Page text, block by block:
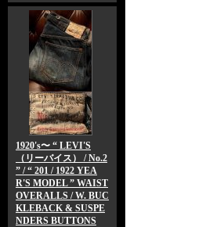
1920's〜 “ LEVI'S
（リーバイス） / No.2
” / “ 201 / 1922 YEA
R'S MODEL ” WAIST
OVERALLS / W. BUC
KLEBACK & SUSPE
NDERS BUTTONS